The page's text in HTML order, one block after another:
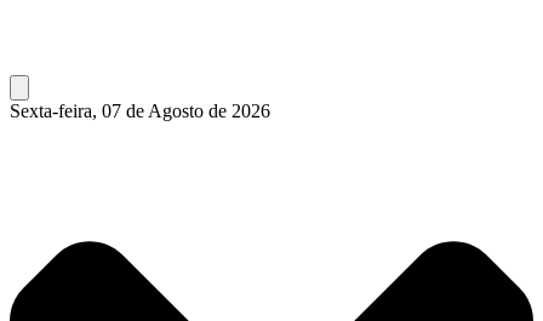
Sexta-feira, 07 de Agosto de 2026